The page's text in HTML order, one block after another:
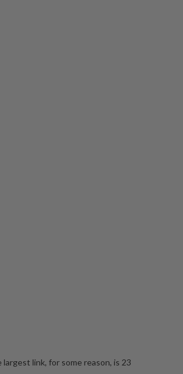
link, for some reason, is 23